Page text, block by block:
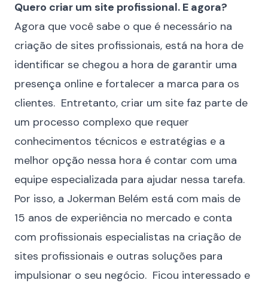
Quero criar um site profissional. E agora?
Agora que você sabe o que é necessário na
criação de sites profissionais, está na hora de
identificar se chegou a hora de garantir uma
presença online e fortalecer a marca para os
clientes. Entretanto, criar um site faz parte de
um processo complexo que requer
conhecimentos técnicos e estratégias e a
melhor opção nessa hora é contar com uma
equipe especializada para ajudar nessa tarefa.
Por isso, a Jokerman Belém está com mais de
15 anos de experiência no mercado e conta
com profissionais especialistas na criação de
sites profissionais e outras soluções para
impulsionar o seu negócio. Ficou interessado e